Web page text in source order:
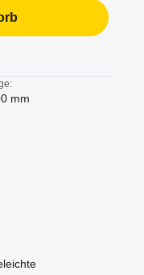
oder
mm